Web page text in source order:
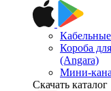
Короба
(Angara)
Мини-
Скачать каталог